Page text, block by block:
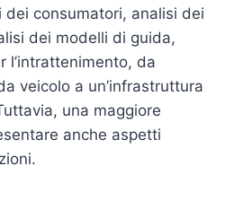
dei consumatori, analisi dei
dei modelli di guida,
l’intrattenimento, da
veicolo a un’infrastruttura
una maggiore
anche aspetti